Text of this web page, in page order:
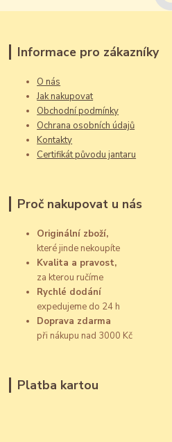
Informace pro zákazníky
O nás
Jak nakupovat
Obchodní podmínky
Ochrana osobních údajů
Kontakty
Certifikát původu jantaru
Proč nakupovat u nás
Originální zboží,
které jinde nekoupíte
Kvalita a pravost,
za kterou ručíme
Rychlé dodání
expedujeme do 24 h
Doprava zdarma
při nákupu nad 3000 Kč
Platba kartou